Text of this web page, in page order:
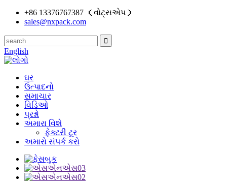
+86 13376767387 （વોટ્સએપ）
sales@nxpack.com
English
ઘર
ઉત્પાદનો
સમાચાર
વિડિઓ
પ્રશ્નો
અમારા વિશે
ફેક્ટરી ટૂર
અમારો સંપર્ક કરો